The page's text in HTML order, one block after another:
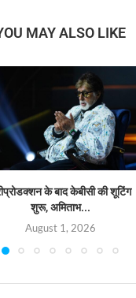
MAY ALSO LIKE
के बाद केबीसी की शूटिंग
शुरू, अमिताभ...
August 1, 2026